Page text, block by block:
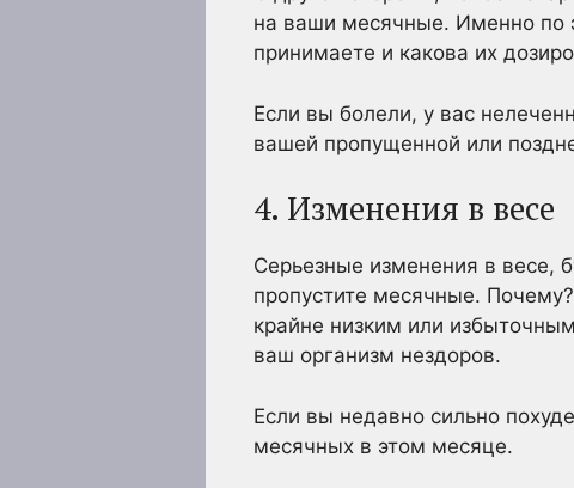
на ваши месячные. Именно по
принимаете и какова их
Если вы болели, у вас
вашей пропущенной или
4. Изменения в весе
Серьезные изменения в весе,
пропустите месячные.
крайне низким или
ваш организм нездоров.
Если вы недавно сильно
месячных в этом месяце.